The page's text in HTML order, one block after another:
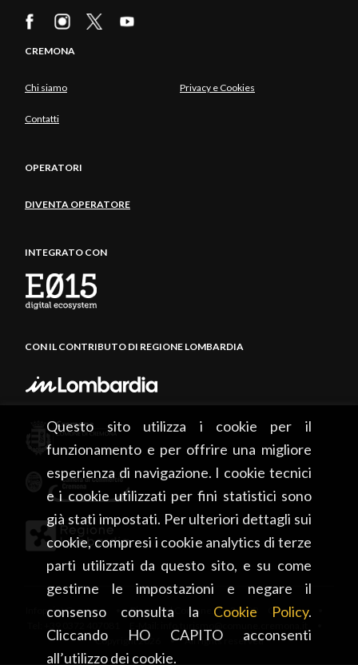
Questo sito utilizza i cookie per il
funzionamento e per offrire una migliore
esperienza di navigazione. I cookie tecnici
e i cookie utilizzati per fini statistici sono
già stati impostati. Per ulteriori dettagli sui
cookie, compresi i cookie analytics di terze
parti utilizzati da questo sito, e su come
gestirne le impostazioni e negare il
consenso consulta la Cookie Policy.
Cliccando HO CAPITO acconsenti
all’utilizzo dei cookie.
CREMONA
Chi siamo Privacy e Cookies
Contatti
OPERATORI
DIVENTA OPERATORE
INTEGRATO CON
CON IL CONTRIBUTO DI REGIONE LOMBARDIA
Infopoint Cremona • Piazza del Comune, 5 – 26100 Cremona •
Copyright 2026 • All rights reserved